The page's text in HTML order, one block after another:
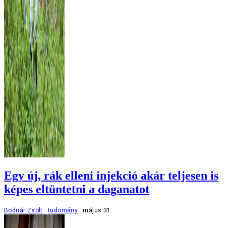
Egy új, rák elleni injekció akár teljesen is
képes eltüntetni a daganatot
Bodnár Zsolt tudomány május 31.